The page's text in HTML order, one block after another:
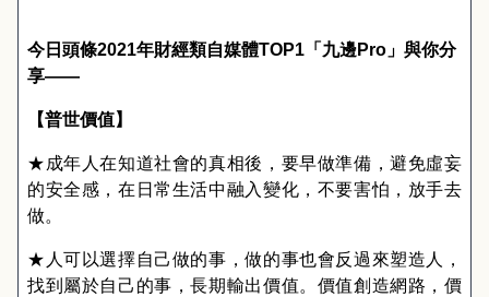
今日頭條2021年財經類自媒體TOP1 「 九邊Pro 」 與你分
享――
【普世價值】
★成年人在知道社會的真相後，要早做準備，避免虛妄
的安全感，在日常生活中融入變化，不要害怕，放手去
做。
★人可以選擇自己做的事，做的事也會反過來塑造人，
找到屬於自己的事，長期輸出價值。價值創造網路，價